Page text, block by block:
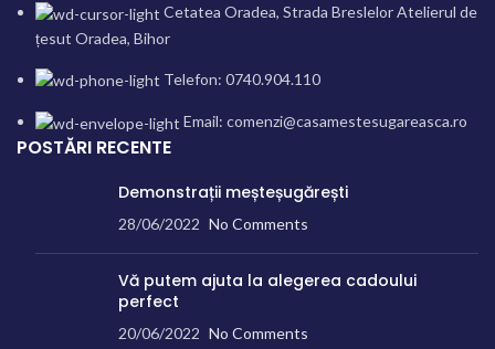
Cetatea Oradea, Strada Breslelor Atelierul de
țesut Oradea, Bihor
Telefon: 0740.904.110
Email: comenzi@casamestesugareasca.ro
POSTĂRI RECENTE
Demonstrații meșteșugărești
28/06/2022 No Comments
Vă putem ajuta la alegerea cadoului
perfect
20/06/2022 No Comments